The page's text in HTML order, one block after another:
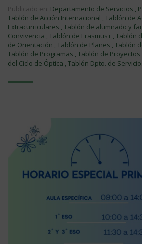
Publicado en: Departamento de Servicios ,
Tablón de Acción Internacional , Tablón de
Extracurriculares , Tablón de alumnado y
Convivencia , Tablón de Erasmus+ , Tablón
de Orientación , Tablón de Planes , Tablón
Tablón de Programas , Tablón de
del Ciclo de Óptica , Tablón Dpto. de